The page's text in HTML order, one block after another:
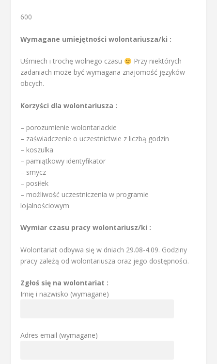
600
Wymagane umiejętności wolontariusza/ki :
Uśmiech i trochę wolnego czasu
Przy niektórych
zadaniach może być wymagana znajomość języków
obcych.
Korzyści dla wolontariusza :
– porozumienie wolontariackie
– zaświadczenie o uczestnictwie z liczbą godzin
– koszulka
– pamiątkowy identyfikator
– smycz
– posiłek
– możliwość uczestniczenia w programie
lojalnościowym
Wymiar czasu pracy wolontariusz/ki :
Wolontariat odbywa się w dniach 29.08-4.09. Godziny
pracy zależą od wolontariusza oraz jego dostępności.
Zgłoś się na wolontariat :
Imię i nazwisko (wymagane)
Adres email (wymagane)